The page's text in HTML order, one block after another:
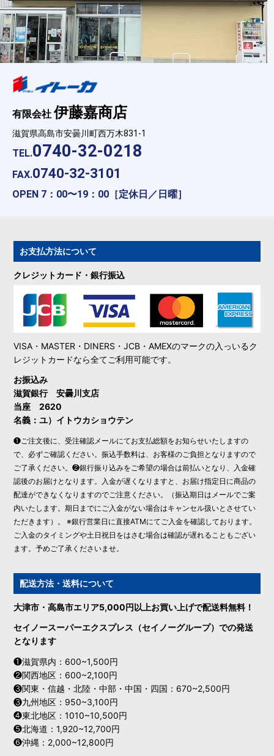
有限会社伊藤嘉商店
滋賀県高島市安曇川町西万木831-1
TEL.0740-32-0218
FAX.0740-32-3101
OPEN 7：00〜19：00［定休日／日曜］
お支払方法について
クレジットカード・銀行振込
VISA・MASTER・DINERS・JCB・AMEXのマークの入っいるク
レジットカードなら全てご利用可能です。
お振込み
滋賀銀行 安曇川支店
当座 2620
名義：ユ）イトウカショウテン
❶ご注文後に、受注確認メールにてお支払総額をお知らせいたしますの
で、必ずご確認ください。振込手数料は、お客様のご負担となりますので
ご了承ください。❷銀行振り込みをご希望の場合は前払いとなり、入金確
認後のお届けとなります。入金が遅くなりますと、お届け指定日に商品の
配達ができなくなりますのでご注意ください。（振込期日はメールでご案
内いたします。期日までにご入金がない場合はキャンセル扱いとさせてい
ただきます）。 ※銀行営業日に直接ATMにてご入金を確認しております。
ご入金のタイミングや土日祝日をはさむ場合は確認が遅れることもござい
ます。予めご了承くださいませ。
配送方法・送料について
大津市・高島市エリア5,000円以上お買い上げで配送料無料！
セイノースーパーエクスプレス（セイノーグループ）での発送
となります
❶滋賀県内：600~1,500円
❷関西地区：600~2,100円
❸関東・信越・北陸・中部・中国・四国：670~2,500円
❸九州地区：950~3,100円
❹東北地区：1010~10,500円
❺北海道：1,920~12,700円
❻沖縄：2,000~12,800円